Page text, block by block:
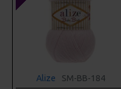
Alize SM-BB-184